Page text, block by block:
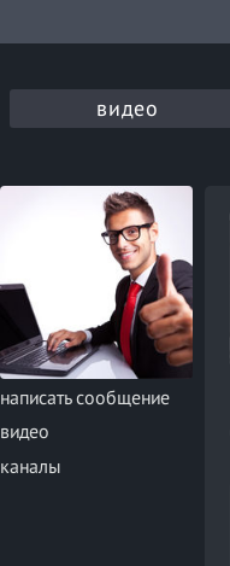
видео
написать сообщение
видео
каналы